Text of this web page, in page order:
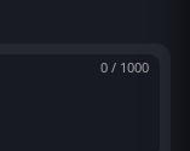
0 / 1000